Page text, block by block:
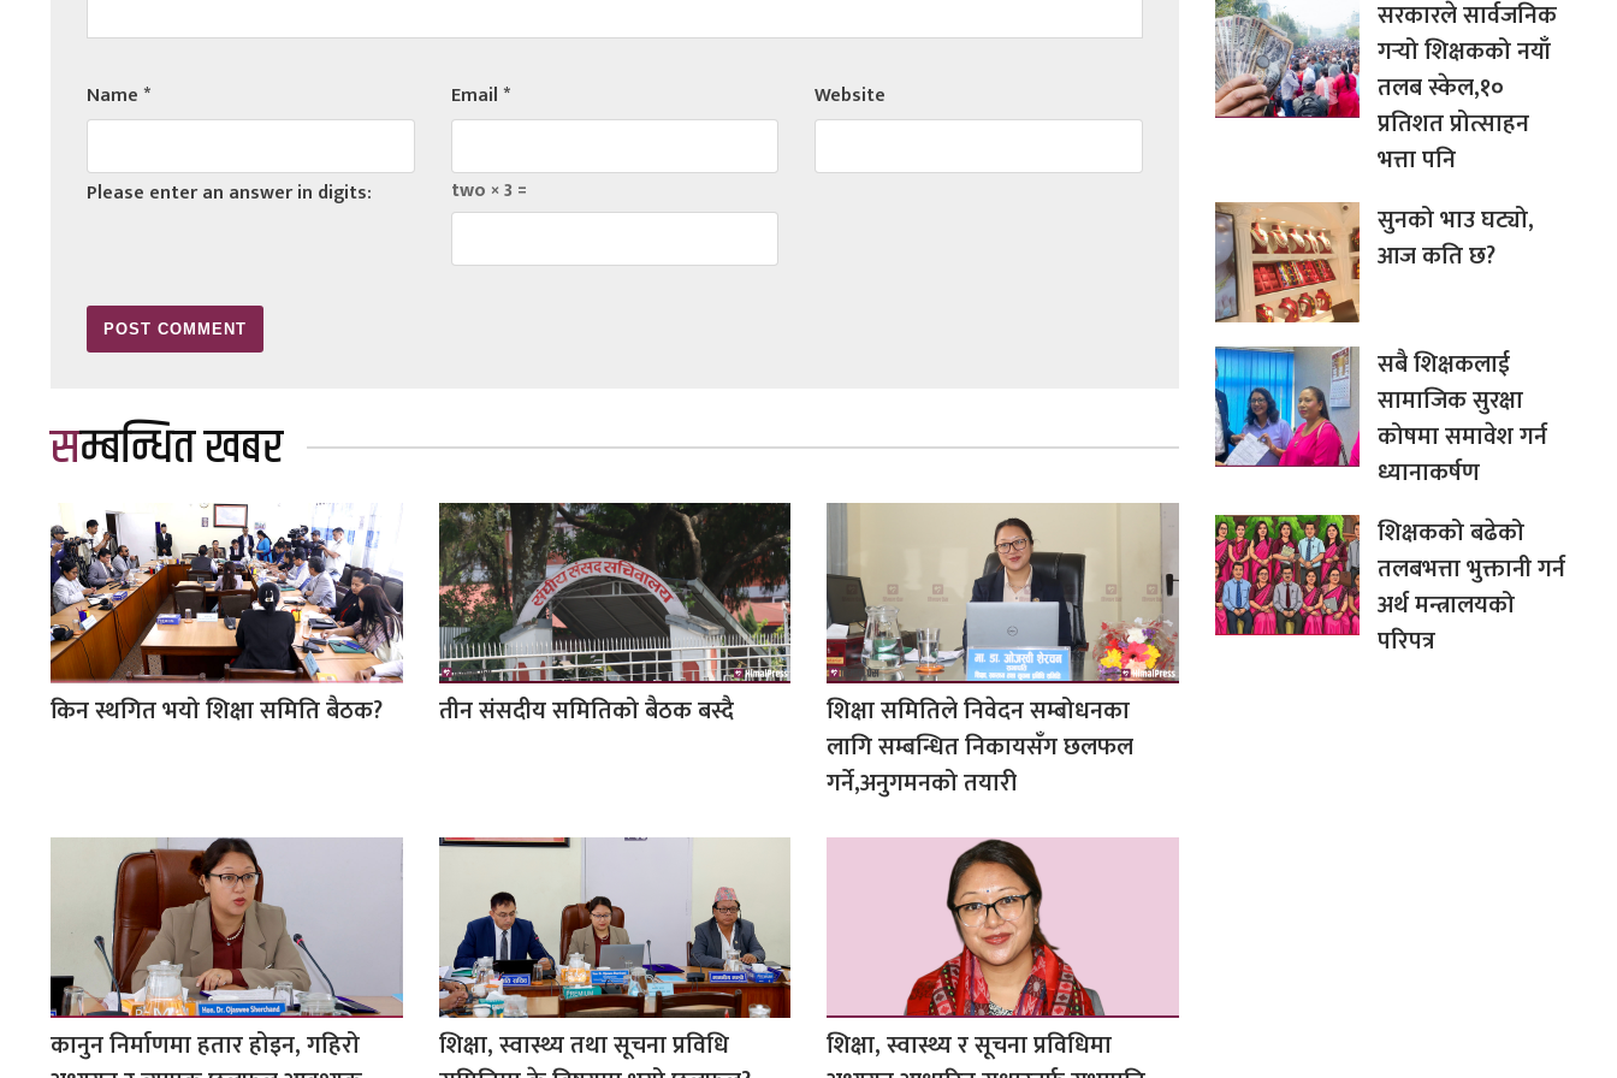
Name* Email* Website
Please enter an answer in digits: two × 3 =
सम्बन्धित खबर
किन स्थगित भयो शिक्षा समिति बैठक? तीन संसदीय समितिको बैठक बस्दै
शिक्षा समितिले निवेदन सम्बोधनका
लागि सम्बन्धित निकायसँग छलफल
गर्ने,अनुगमनको तयारी
कानुन निर्माणमा हतार होइन, गहिरो
शिक्षा, स्वास्थ्य तथा सूचना प्रविधि
शिक्षा, स्वास्थ्य र सूचना प्रविधिमा
सरकारले सार्वजनिक
गर्‍यो शिक्षकको नयाँ
तलब स्केल,१०
प्रतिशत प्रोत्साहन
भत्ता पनि
सुनको भाउ घट्यो,
आज कति छ?
सबै शिक्षकलाई
सामाजिक सुरक्षा
कोषमा समावेश गर्न
ध्यानाकर्षण
शिक्षकको बढेको
तलबभत्ता भुक्तानी गर्न
अर्थ मन्त्रालयको
परिपत्र